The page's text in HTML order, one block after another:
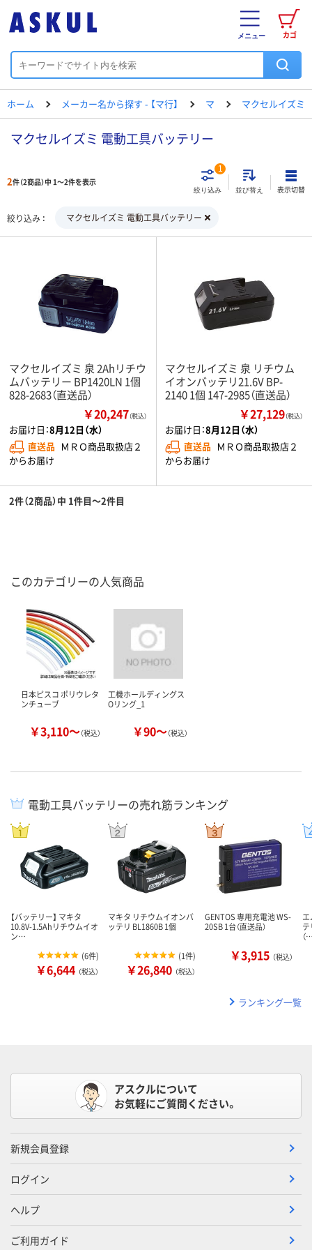
カゴ
メニュー
ホーム メーカー名から探す - 【マ行】 マ マクセルイズミ
マクセルイズミ 電動工具バッテリー
2件（2商品）中 1～2件を表示
絞り込み
1
並び替え 表示切替
絞り込み マクセルイズミ 電動工具バッテリー
マクセルイズミ 泉 2Ahリチウ
ムバッテリー BP1420LN 1個
828-2683（直送品）
￥20,247（税込）
お届け日：8月12日（水）
直送品 ＭＲＯ商品取扱店２
からお届け
マクセルイズミ 泉 リチウム
イオンバッテリ21.6V BP-
2140 1個 147-2985（直送品）
￥27,129（税込）
お届け日：8月12日（水）
直送品 ＭＲＯ商品取扱店２
からお届け
2件（2商品）中 1件目～2件目
このカテゴリーの人気商品
日本ピスコ ポリウレタ
ンチューブ
￥3,110～（税込）
工機ホールディングス
Oリング_1
￥90～（税込）
電動工具バッテリーの売れ筋ランキング
【バッテリー】 マキタ
10.8V-1.5Ahリチウムイオ
ン…
(6件)
￥6,644 （税込）
マキタ リチウムイオンバ
ッテリ BL1860B 1個
(1件)
￥26,840 （税込）
GENTOS 専用充電池 WS-
20SB 1台（直送品）
￥3,915 （税込）
エ
テ
（
ランキング一覧
アスクルについて
お気軽にご質問ください。
新規会員登録
ログイン
ヘルプ
ご利用ガイド